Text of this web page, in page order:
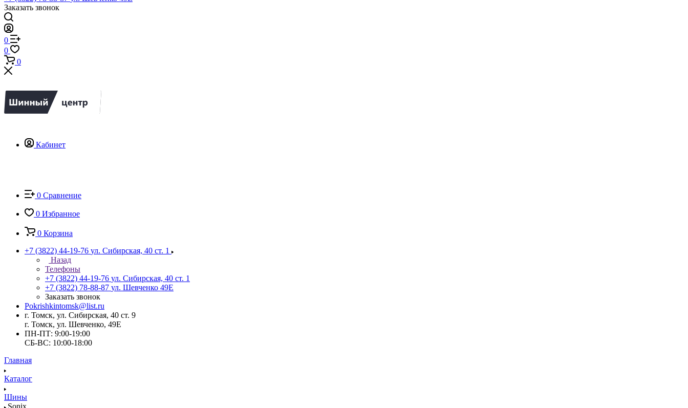
Заказать звонок
0
0
0
Кабинет
0 Сравнение
0 Избранное
0 Корзина
+7 (3822) 44-19-76 ул. Сибирская, 40 ст. 1
Назад
Телефоны
+7 (3822) 44-19-76 ул. Сибирская, 40 ст. 1
+7 (3822) 78-88-87 ул. Шевченко 49Е
Заказать звонок
Pokrishkintomsk@list.ru
г. Томск, ул. Сибирская, 40 ст. 9
г. Томск, ул. Шевченко, 49Е
ПН-ПТ: 9:00-19:00
СБ-ВС: 10:00-18:00
Главная
Каталог
Шины
Sonix